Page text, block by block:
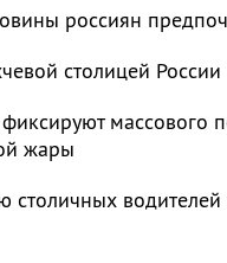
россиян
столицей
массового
жары
столичных